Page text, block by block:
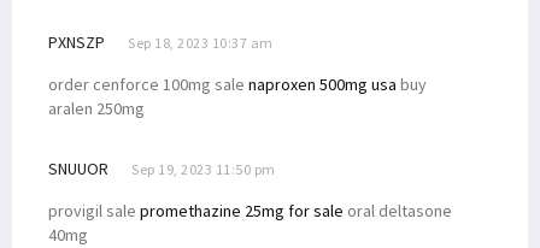
PXNSZP Sep 18, 2023 10:37 am
order cenforce 100mg sale naproxen 500mg usa buy
aralen 250mg
SNUUOR Sep 19, 2023 11:50 pm
provigil sale promethazine 25mg for sale oral deltasone
40mg